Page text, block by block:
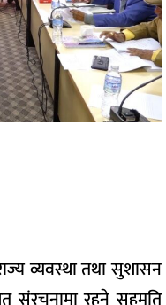
व्यवस्था तथा सुशासन